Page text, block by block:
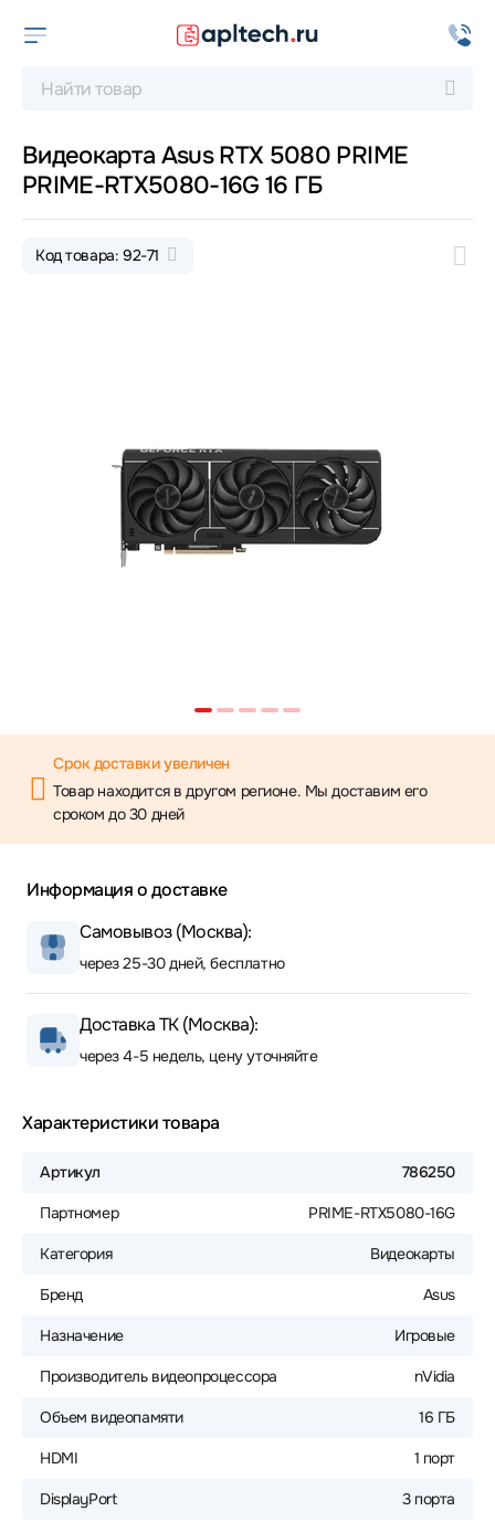
Видеокарта Asus RTX 5080 PRIME
PRIME-RTX5080-16G 16 ГБ
Код товара: 92-71
Срок доставки увеличен
Товар находится в другом регионе. Мы доставим его
сроком до 30 дней
Информация о доставке
Самовывоз (Москва):
через 25-30 дней, бесплатно
Доставка ТК (Москва):
через 4-5 недель, цену уточняйте
Характеристики товара
Артикул 786250
Партномер PRIME-RTX5080-16G
Категория Видеокарты
Бренд Asus
Назначение Игровые
Производитель видеопроцессора nVidia
Объем видеопамяти 16 ГБ
HDMI 1 порт
DisplayPort 3 порта